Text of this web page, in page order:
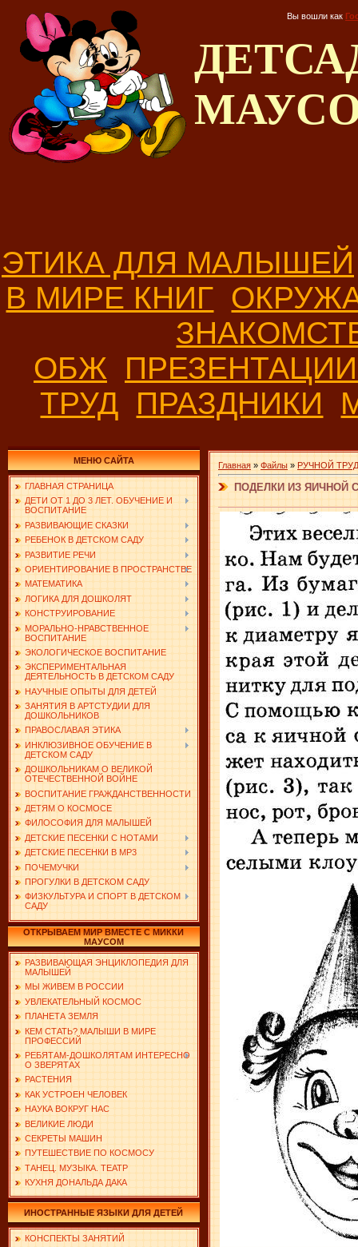
Вы вошли как
ЭТИКА ДЛЯ МАЛЫШЕЙ
В МИРЕ КНИГ
ОБЖ
ТРУД ПРАЗДНИКИ
МЕНЮ САЙТА
ГЛАВНАЯ СТРАНИЦА
ДЕТИ ОТ 1 ДО 3 ЛЕТ. ОБУЧЕНИЕ И
ВОСПИТАНИЕ
РАЗВИВАЮЩИЕ СКАЗКИ
РЕБЕНОК В ДЕТСКОМ САДУ
РАЗВИТИЕ РЕЧИ
ОРИЕНТИРОВАНИЕ В ПРОСТРАНСТВЕ
МАТЕМАТИКА
ЛОГИКА ДЛЯ ДОШКОЛЯТ
КОНСТРУИРОВАНИЕ
МОРАЛЬНО-НРАВСТВЕННОЕ
ВОСПИТАНИЕ
ЭКОЛОГИЧЕСКОЕ ВОСПИТАНИЕ
ЭКСПЕРИМЕНТАЛЬНАЯ
ДЕЯТЕЛЬНОСТЬ В ДЕТСКОМ САДУ
НАУЧНЫЕ ОПЫТЫ ДЛЯ ДЕТЕЙ
ЗАНЯТИЯ В АРТСТУДИИ ДЛЯ
ДОШКОЛЬНИКОВ
ПРАВОСЛАВАЯ ЭТИКА
ИНКЛЮЗИВНОЕ ОБУЧЕНИЕ В
ДЕТСКОМ САДУ
ДОШКОЛЬНИКАМ О ВЕЛИКОЙ
ОТЕЧЕСТВЕННОЙ ВОЙНЕ
ВОСПИТАНИЕ ГРАЖДАНСТВЕННОСТИ
ДЕТЯМ О КОСМОСЕ
ФИЛОСОФИЯ ДЛЯ МАЛЫШЕЙ
ДЕТСКИЕ ПЕСЕНКИ С НОТАМИ
ДЕТСКИЕ ПЕСЕНКИ В MP3
ПОЧЕМУЧКИ
ПРОГУЛКИ В ДЕТСКОМ САДУ
ФИЗКУЛЬТУРА И СПОРТ В ДЕТСКОМ
САДУ
ОТКРЫВАЕМ МИР ВМЕСТЕ С МИККИ
МАУСОМ
РАЗВИВАЮЩАЯ ЭНЦИКЛОПЕДИЯ ДЛЯ
МАЛЫШЕЙ
МЫ ЖИВЕМ В РОССИИ
УВЛЕКАТЕЛЬНЫЙ КОСМОС
ПЛАНЕТА ЗЕМЛЯ
КЕМ СТАТЬ? МАЛЫШИ В МИРЕ
ПРОФЕССИЙ
РЕБЯТАМ-ДОШКОЛЯТАМ ИНТЕРЕСНО
О ЗВЕРЯТАХ
РАСТЕНИЯ
КАК УСТРОЕН ЧЕЛОВЕК
НАУКА ВОКРУГ НАС
ВЕЛИКИЕ ЛЮДИ
СЕКРЕТЫ МАШИН
ПУТЕШЕСТВИЕ ПО КОСМОСУ
ТАНЕЦ. МУЗЫКА. ТЕАТР
КУХНЯ ДОНАЛЬДА ДАКА
ИНОСТРАННЫЕ ЯЗЫКИ ДЛЯ ДЕТЕЙ
КОНСПЕКТЫ ЗАНЯТИЙ
Главная » Файлы » РУЧНОЙ ТРУД
ПОДЕЛКИ ИЗ ЯИЧНОЙ